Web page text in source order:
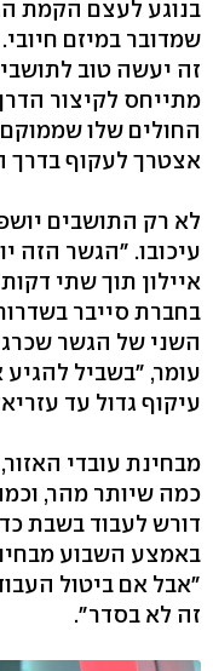
בנוגע לעצם הקמת
שמדובר במיזם
זה יעשה טוב
מתייחס לקיצור
החולים שלו
אצטרך לעקוף בדרך
לא רק התושבים
עיכובו. "הגשר הזה
איילון תוך שתי
בחברת סייבר
השני של הגשר
עומר, "בשביל
עיקוף גדול עד
מבחינת עובדי
כמה שיותר מהר,
דורש לעבוד בשבת
באמצע השבוע
"אבל אם ביטול
זה לא בסדר".